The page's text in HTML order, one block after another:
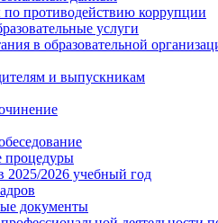
противодействию коррупции
услуги
в образовательной
и выпускникам
2025/2026 учебный год
документы